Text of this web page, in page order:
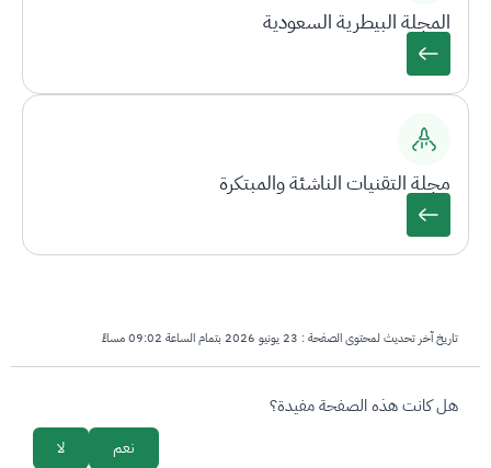
المجلة البيطرية السعودية
مجلة التقنيات الناشئة والمبتكرة
تاريخ آخر تحديث لمحتوى الصفحة : 23 يونيو 2026 بتمام الساعة 09:02 مساءً
survey_v2
هل كانت هذه الصفحة مفيدة؟
لا نعم